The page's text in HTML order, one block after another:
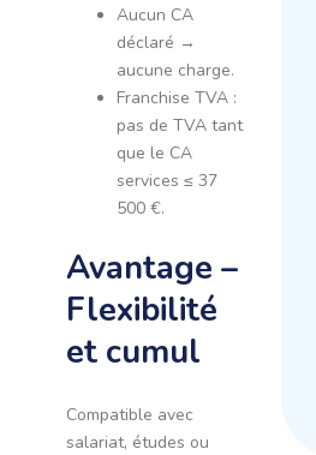
Aucun CA
déclaré →
aucune charge.
Franchise TVA :
pas de TVA tant
que le CA
services ≤ 37
500 €.
Avantage –
Flexibilité
et cumul
Compatible avec
salariat, études ou